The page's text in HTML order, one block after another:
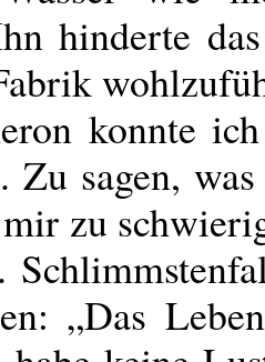
hinderte
konnte
Zu sagen,
zu
„Das